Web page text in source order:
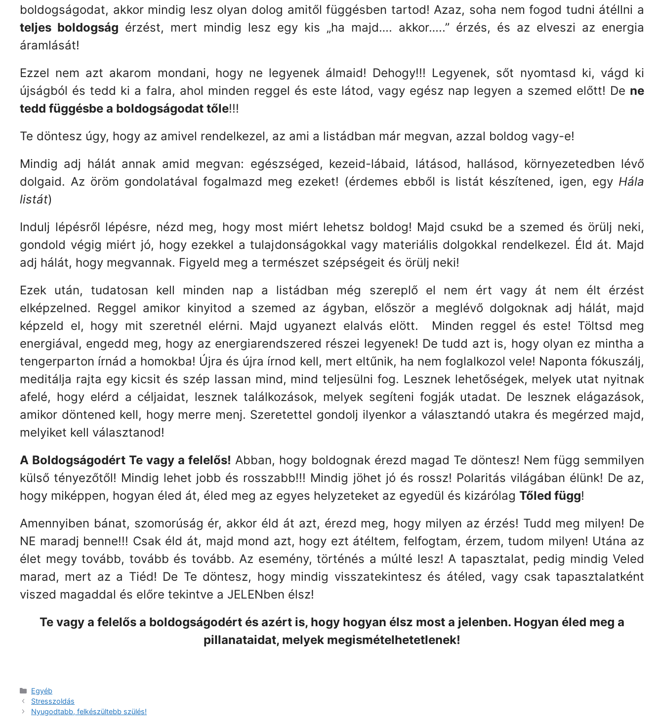
boldogságodat, akkor mindig lesz olyan dolog amitől függésben tartod! Azaz, soha nem fogod tudni átéllni a
teljes boldogság érzést, mert mindig lesz egy kis „ha majd…. akkor…..” érzés, és az elveszi az energia
áramlását!
Ezzel nem azt akarom mondani, hogy ne legyenek álmaid! Dehogy!!! Legyenek, sőt nyomtasd ki, vágd ki
újságból és tedd ki a falra, ahol minden reggel és este látod, vagy egész nap legyen a szemed előtt! De ne
tedd függésbe a boldogságodat tőle!!!
Te döntesz úgy, hogy az amivel rendelkezel, az ami a listádban már megvan, azzal boldog vagy-e!
Mindig adj hálát annak amid megvan: egészséged, kezeid-lábaid, látásod, hallásod, környezetedben lévő
dolgaid. Az öröm gondolatával fogalmazd meg ezeket! (érdemes ebből is listát készítened, igen, egy Hála
listát)
Indulj lépésről lépésre, nézd meg, hogy most miért lehetsz boldog! Majd csukd be a szemed és örülj neki,
gondold végig miért jó, hogy ezekkel a tulajdonságokkal vagy materiális dolgokkal rendelkezel. Éld át. Majd
adj hálát, hogy megvannak. Figyeld meg a természet szépségeit és örülj neki!
Ezek után, tudatosan kell minden nap a listádban még szereplő el nem ért vagy át nem élt érzést
elképzelned. Reggel amikor kinyitod a szemed az ágyban, először a meglévő dolgoknak adj hálát, majd
képzeld el, hogy mit szeretnél elérni. Majd ugyanezt elalvás elött. Minden reggel és este! Töltsd meg
energiával, engedd meg, hogy az energiarendszered részei legyenek! De tudd azt is, hogy olyan ez mintha a
tengerparton írnád a homokba! Újra és újra írnod kell, mert eltűnik, ha nem foglalkozol vele! Naponta fókuszálj,
meditálja rajta egy kicsit és szép lassan mind, mind teljesülni fog. Lesznek lehetőségek, melyek utat nyitnak
afelé, hogy elérd a céljaidat, lesznek találkozások, melyek segíteni fogják utadat. De lesznek elágazások,
amikor döntened kell, hogy merre menj. Szeretettel gondolj ilyenkor a választandó utakra és megérzed majd,
melyiket kell választanod!
A Boldogságodért Te vagy a felelős! Abban, hogy boldognak érezd magad Te döntesz! Nem függ semmilyen
külső tényezőtől! Mindig lehet jobb és rosszabb!!! Mindig jöhet jó és rossz! Polaritás világában élünk! De az,
hogy miképpen, hogyan éled át, éled meg az egyes helyzeteket az egyedül és kizárólag Tőled függ!
Amennyiben bánat, szomorúság ér, akkor éld át azt, érezd meg, hogy milyen az érzés! Tudd meg milyen! De
NE maradj benne!!! Csak éld át, majd mond azt, hogy ezt átéltem, felfogtam, érzem, tudom milyen! Utána az
élet megy tovább, tovább és tovább. Az esemény, történés a múlté lesz! A tapasztalat, pedig mindig Veled
marad, mert az a Tiéd! De Te döntesz, hogy mindig visszatekintesz és átéled, vagy csak tapasztalatként
viszed magaddal és előre tekintve a JELENben élsz!
Te vagy a felelős a boldogságodért és azért is, hogy hogyan élsz most a jelenben. Hogyan éled meg a
pillanataidat, melyek megismételhetetlenek!
Kategória
Egyéb
Stresszoldás
Nyugodtabb, felkészültebb szülés!